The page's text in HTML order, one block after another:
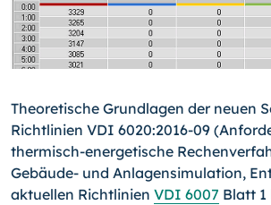
Theoretische Grundlagen der neuen
Richtlinien VDI 6020:2016-09
thermisch-energetische
Gebäude- und Anlagensimulation,
aktuellen Richtlinien VDI 6007 Blatt 1